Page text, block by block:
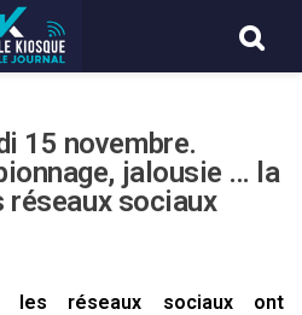
15 novembre.
jalousie … la
réseaux sociaux
les réseaux sociaux ont